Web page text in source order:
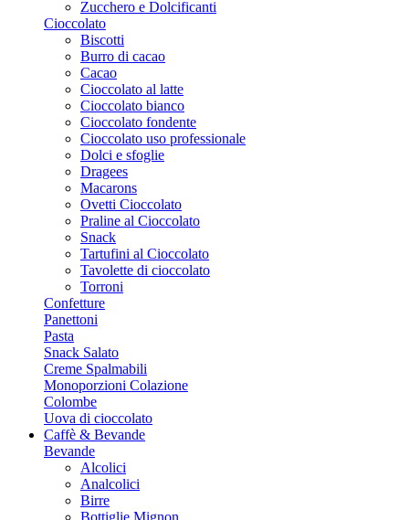
Zucchero e Dolcificanti
Cioccolato
Biscotti
Burro di cacao
Cacao
Cioccolato al latte
Cioccolato bianco
Cioccolato fondente
Cioccolato uso professionale
Dolci e sfoglie
Dragees
Macarons
Ovetti Cioccolato
Praline al Cioccolato
Snack
Tartufini al Cioccolato
Tavolette di cioccolato
Torroni
Confetture
Panettoni
Pasta
Snack Salato
Creme Spalmabili
Monoporzioni Colazione
Colombe
Uova di cioccolato
Caffè & Bevande
Bevande
Alcolici
Analcolici
Birre
Bottiglie Mignon